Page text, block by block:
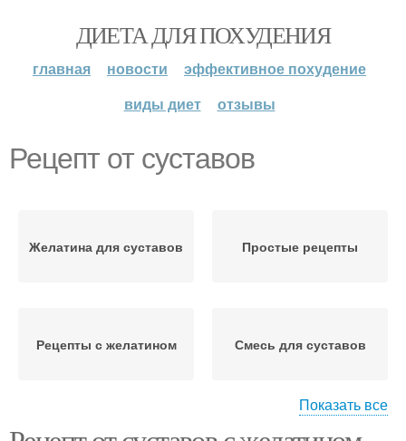
ДИЕТА ДЛЯ ПОХУДЕНИЯ
главная новости
эффективное похудение
виды диет
отзывы
Рецепт от суставов
Желатина для суставов Простые рецепты
Рецепты с желатином Смесь для суставов
Показать все